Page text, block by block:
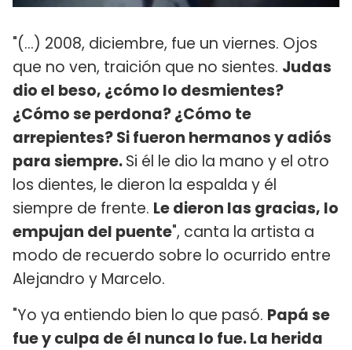
"(...) 2008, diciembre, fue un viernes. Ojos
que no ven, traición que no sientes. Judas
dio el beso, ¿cómo lo desmientes?
¿Cómo se perdona? ¿Cómo te
arrepientes? Si fueron hermanos y adiós
para siempre.Si él le dio la mano y el otro
los dientes, le dieron la espalda y él
siempre de frente. Le dieron las gracias, lo
empujan del puente", canta la artista a
modo de recuerdo sobre lo ocurrido entre
Alejandro y Marcelo.
"Yo ya entiendo bien lo que pasó. Papá se
fue y culpa de él nunca lo fue. La herida